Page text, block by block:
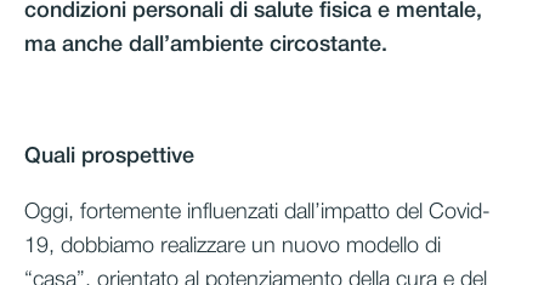
condizioni personali di salute fisica e mentale,
ma anche dall’ambiente circostante.
Quali prospettive
Oggi, fortemente influenzati dall’impatto del Covid-
19, dobbiamo realizzare un nuovo modello di
“casa”, orientato al potenziamento della cura e del